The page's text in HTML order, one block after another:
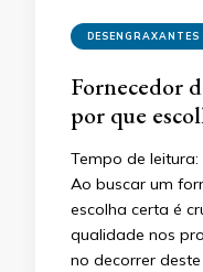
DESENGRAXANTES
Fornecedor
por que
Tempo de leitura:
Ao buscar um
escolha certa é
qualidade nos
no decorrer